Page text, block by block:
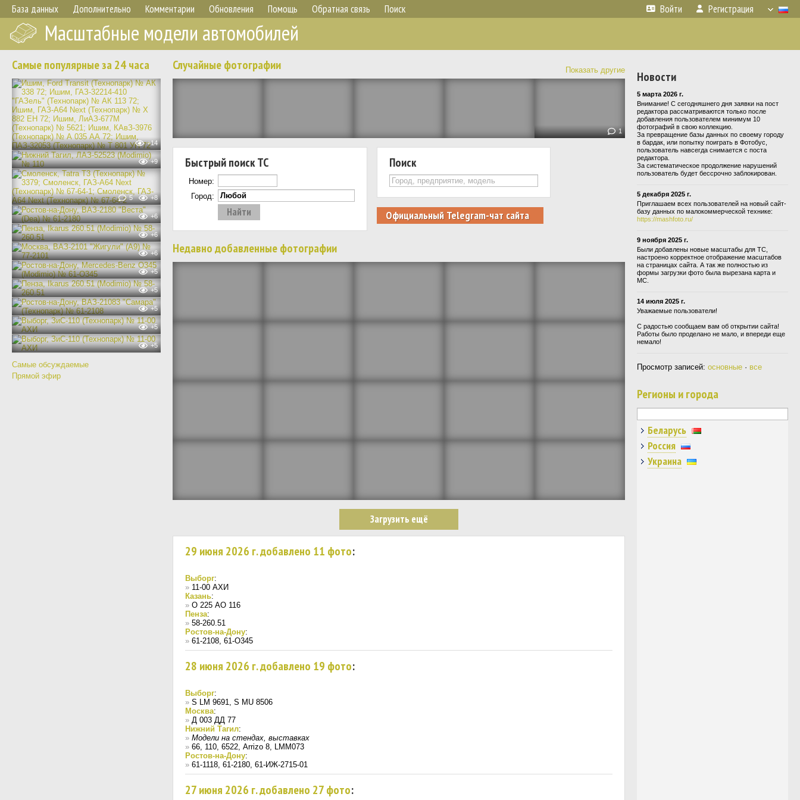
База данных Дополнительно Комментарии Обновления Помощь Обратная связь Поиск Войти Регистрация
Масштабные модели автомобилей
Самые популярные за 24 часа
+14
+9
5 +8
+6
+6
+6
+5
+5
+5
+5
+5
Самые обсуждаемые
Прямой эфир
Показать другие
Случайные фотографии
1
Быстрый поиск ТС
Номер:
Город:
Поиск
Официальный Telegram-чат сайта
Недавно добавленные фотографии
29 июня 2026 г. добавлено 11 фото:
Выборг:
» 11-00 АХИ
Казань:
» О 225 АО 116
Пенза:
» 58-260.51
Ростов-на-Дону:
» 61-2108, 61-О345
28 июня 2026 г. добавлено 19 фото:
Выборг:
» S LM 9691, S MU 8506
Москва:
» Д 003 ДД 77
Нижний Тагил:
» Модели на стендах, выставках
» 66, 110, 6522, Arrizo 8, LMM073
Ростов-на-Дону:
» 61-1118, 61-2180, 61-ИЖ-2715-01
27 июня 2026 г. добавлено 27 фото:
Новости
5 марта 2026 г.
Внимание! С сегодняшнего дня заявки на пост
редактора рассматриваются только после
добавления пользователем минимум 10
фотографий в свою коллекцию.
За превращение базы данных по своему городу
в бардак, или попытку поиграть в Фотобус,
пользователь навсегда снимается с поста
редактора.
За систематическое продолжение нарушений
пользователь будет бессрочно заблокирован.
5 декабря 2025 г.
Приглашаем всех пользователей на новый сайт-
базу данных по малокоммерческой технике:
https://mashfoto.ru/
9 ноября 2025 г.
Были добавлены новые масштабы для ТС,
настроено корректное отображение масштабов
на страницах сайта. А так же полностью из
формы загрузки фото была вырезана карта и
МС.
14 июля 2025 г.
Уважаемые пользователи!
С радостью сообщаем вам об открытии сайта!
Работы было проделано не мало, и впереди еще
немало!
Просмотр записей: основные · все
Регионы и города
Беларусь
Россия
Украина